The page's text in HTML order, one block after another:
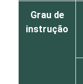
Grau de
instrução